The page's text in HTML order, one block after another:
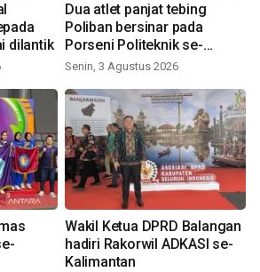
dilantik
Dua atlet panjat tebing
Poliban bersinar pada
Porseni Politeknik se-
Indonesia 2026
Senin, 3 Agustus 2026
Wakil Ketua DPRD Balangan
hadiri Rakorwil ADKASI se-
Kalimantan